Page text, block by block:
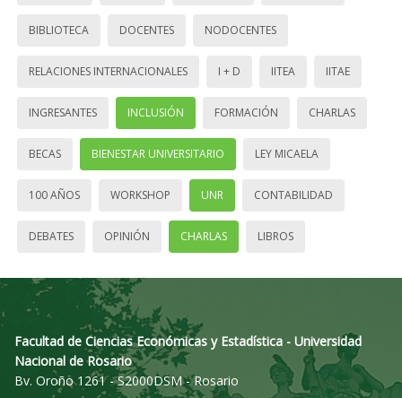
BIBLIOTECA DOCENTES NODOCENTES
RELACIONES INTERNACIONALES I + D IITEA IITAE
INGRESANTES INCLUSIÓN FORMACIÓN CHARLAS
BECAS BIENESTAR UNIVERSITARIO LEY MICAELA
100 AÑOS WORKSHOP UNR CONTABILIDAD
DEBATES OPINIÓN CHARLAS LIBROS
Facultad de Ciencias Económicas y Estadística - Universidad
Nacional de Rosario
Bv. Oroño 1261 - S2000DSM - Rosario